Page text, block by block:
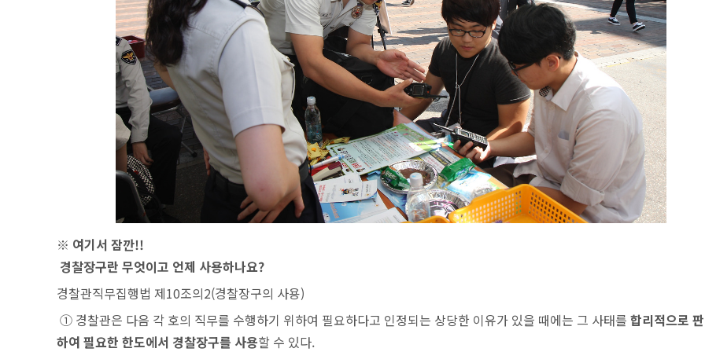
※ 여기서 잠깐!!
경찰장구란 무엇이고 언제 사용하나요?
경찰관직무집행법 제10조의2(경찰장구의 사용)
① 경찰관은 다음 각 호의 직무를 수행하기 위하여 필요하다고 인정되는 상당한 이유가 있을 때에는 그 사태를 합리적으로
하여 필요한 한도에서 경찰장구를 사용할 수 있다.